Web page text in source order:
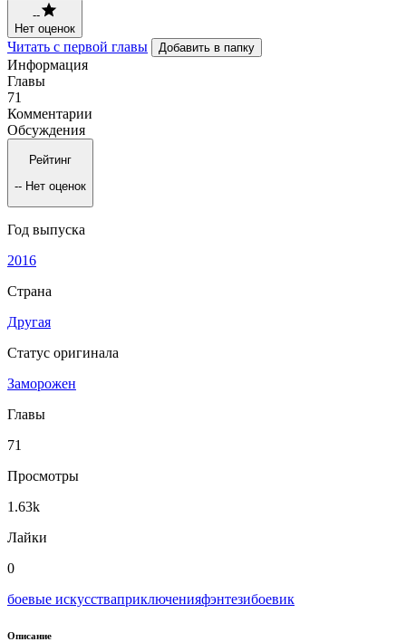
--
Нет оценок
Читать с первой главы Добавить в папку
Информация
Главы
71
Комментарии
Обсуждения
Рейтинг
-- Нет оценок
Год выпуска
2016
Страна
Другая
Статус оригинала
Заморожен
Главы
71
Просмотры
1.63k
Лайки
0
боевые искусстваприключенияфэнтезибоевик
Описание